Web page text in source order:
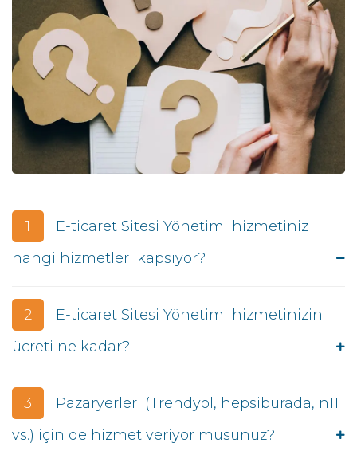
1
E-ticaret Sitesi Yönetimi hizmetiniz
hangi hizmetleri kapsıyor?
2
E-ticaret Sitesi Yönetimi hizmetinizin
ücreti ne kadar?
3
Pazaryerleri (Trendyol, hepsiburada, n11
vs.) için de hizmet veriyor musunuz?